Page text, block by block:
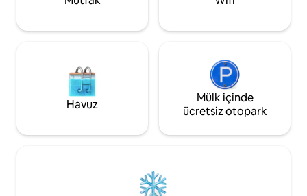
burayı inanılmaz derecede huzurlu
İşte bu!
Havuz
Mülk içinde
ücretsiz otopark